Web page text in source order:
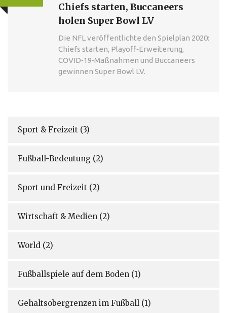
Chiefs starten, Buccaneers
holen Super Bowl LV
Die NFL veröffentlichte den Spielplan 2020:
Chiefs starten, Playoff‑Erweiterung,
COVID‑19‑Maßnahmen und Buccaneers
gewinnen Super Bowl LV.
Sport & Freizeit (3)
Fußball-Bedeutung (2)
Sport und Freizeit (2)
Wirtschaft & Medien (2)
World (2)
Fußballspiele auf dem Boden (1)
Gehaltsobergrenzen im Fußball (1)